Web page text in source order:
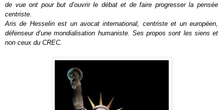
de vue ont pour but d’ouvrir le débat et de faire progresser la pensée
centriste.
Aris de Hesselin est un avocat international, centriste et un européen,
défenseur d’une mondialisation humaniste. Ses propos sont les siens et
non ceux du CREC.